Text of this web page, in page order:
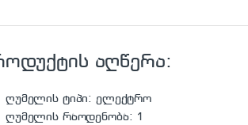
აღწერა:
ღუმელის ტიპი: ელექტრო
ღუმელის რაოდენობა: 1